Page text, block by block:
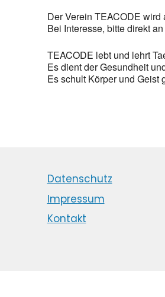
Der Verein TEACODE
Bei Interesse, bitte direkt
TEACODE lebt und lehrt
Es dient der Gesundheit
Es schult Körper und
Datenschutz
Impressum
Kontakt